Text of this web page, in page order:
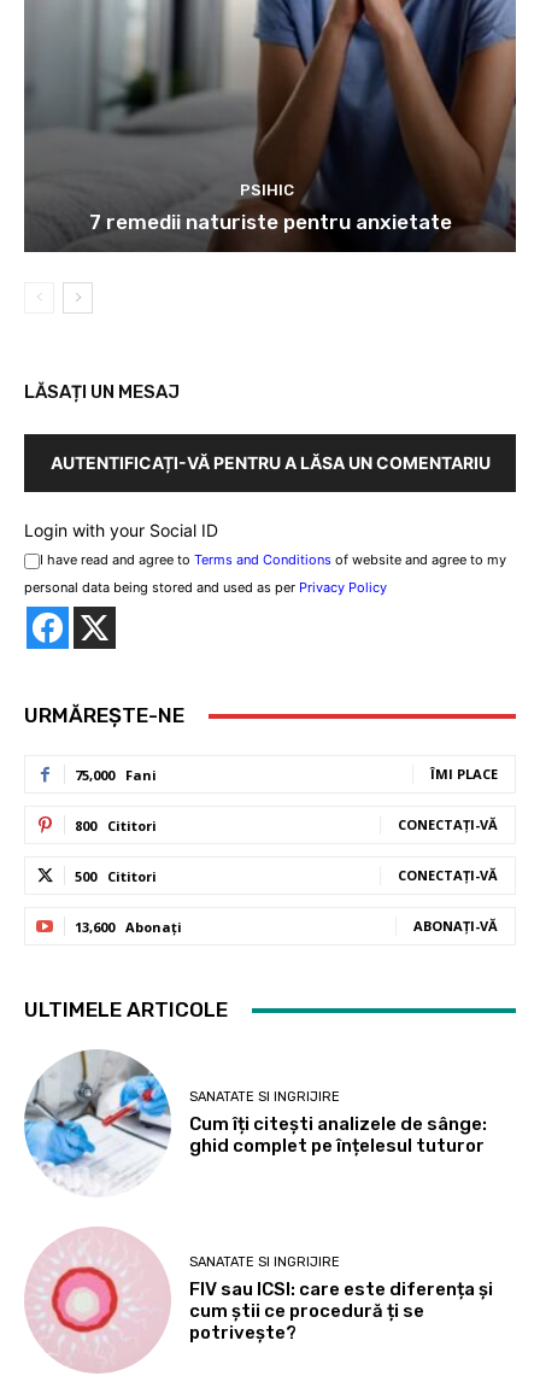
PSIHIC
7 remedii naturiste pentru anxietate
LĂSAȚI UN MESAJ
AUTENTIFICAȚI-VĂ PENTRU A LĂSA UN COMENTARIU
Login with your Social ID
I have read and agree to Terms and Conditions of website and agree to my
personal data being stored and used as per Privacy Policy
URMĂREȘTE-NE
75,000 Fani ÎMI PLACE
800 Cititori CONECTAȚI-VĂ
500 Cititori CONECTAȚI-VĂ
13,600 Abonați ABONAȚI-VĂ
ULTIMELE ARTICOLE
SANATATE SI INGRIJIRE
Cum îți citești analizele de sânge:
ghid complet pe înțelesul tuturor
SANATATE SI INGRIJIRE
FIV sau ICSI: care este diferența și
cum știi ce procedură ți se
potrivește?